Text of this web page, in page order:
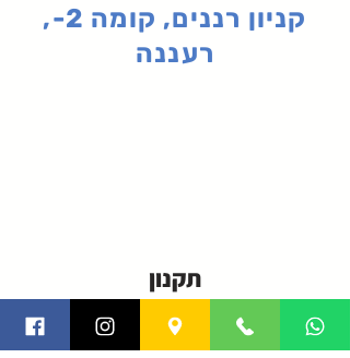
קניון רננים, קומה 2-,
רעננה
תקנון